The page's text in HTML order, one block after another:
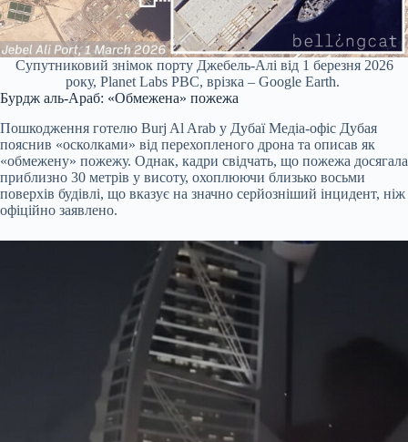
Супутниковий знімок порту Джебель-Алі від 1 березня 2026
року, Planet Labs PBC, врізка – Google Earth.
Бурдж аль-Араб: «Обмежена» пожежа
Пошкодження готелю Burj Al Arab у Дубаї Медіа-офіс Дубая
пояснив «осколками» від перехопленого дрона та описав як
«обмежену» пожежу. Однак, кадри свідчать, що пожежа досягала
приблизно 30 метрів у висоту, охоплюючи близько восьми
поверхів будівлі, що вказує на значно серйозніший інцидент, ніж
офіційно заявлено.